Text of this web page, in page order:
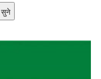
सुने